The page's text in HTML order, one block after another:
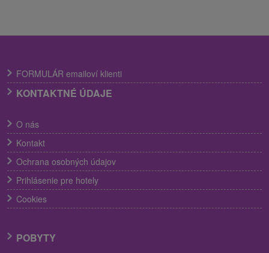
FORMULÁR emailoví klienti
KONTAKTNÉ ÚDAJE
O nás
Kontakt
Ochrana osobných údajov
Prihlásenie pre hotely
Cookies
POBYTY